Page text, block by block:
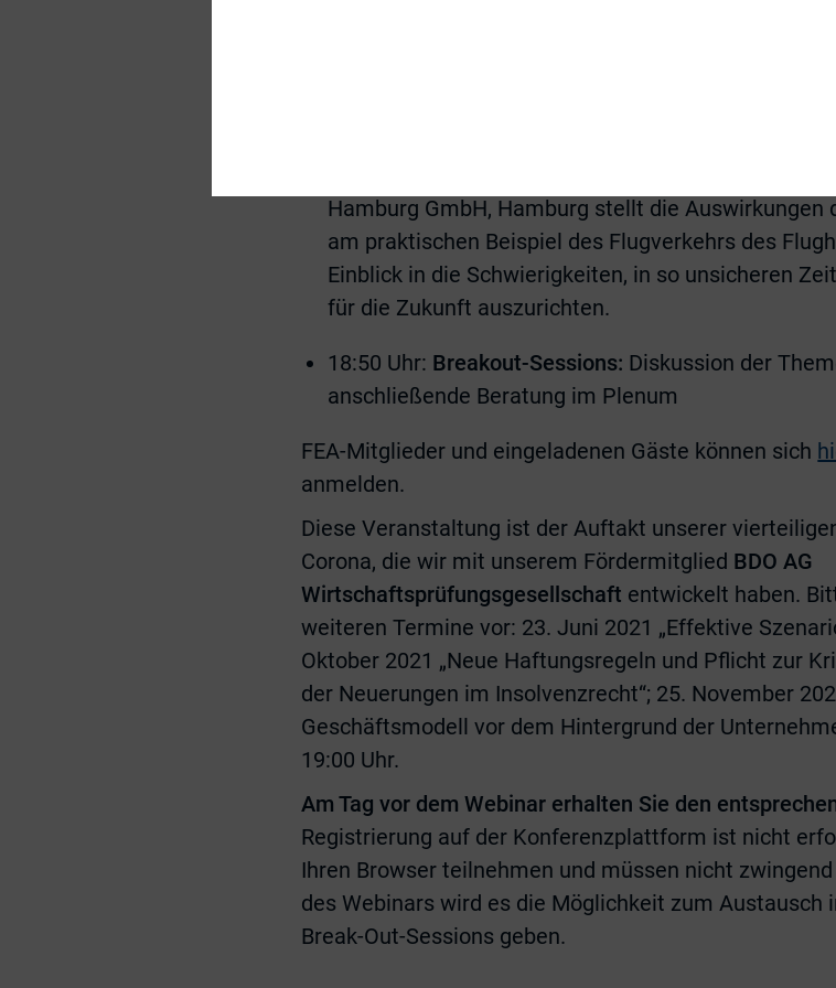
Hamburg GmbH, Hamburg stellt die Auswirkungen
am praktischen Beispiel des Flugverkehrs des
Einblick in die Schwierigkeiten, in so unsicheren
für die Zukunft auszurichten.
18:50 Uhr: Breakout-Sessions: Diskussion der
anschließende Beratung im Plenum
FEA-Mitglieder und eingeladenen Gäste können sich
anmelden.
Diese Veranstaltung ist der Auftakt unserer
Corona, die wir mit unserem Fördermitglied BDO AG
Wirtschaftsprüfungsgesellschaft entwickelt haben.
weiteren Termine vor: 23. Juni 2021 „Effektive
Oktober 2021 „Neue Haftungsregeln und Pflicht zur
der Neuerungen im Insolvenzrecht“; 25. November
Geschäftsmodell vor dem Hintergrund der
19:00 Uhr.
Am Tag vor dem Webinar erhalten Sie den
Registrierung auf der Konferenzplattform ist nicht
Ihren Browser teilnehmen und müssen nicht
des Webinars wird es die Möglichkeit zum Austausch
Break-Out-Sessions geben.